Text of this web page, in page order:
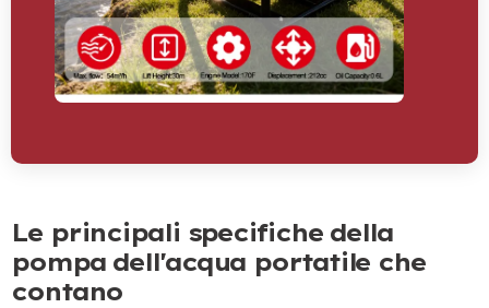
Le principali specifiche della
pompa dell'acqua portatile che
contano